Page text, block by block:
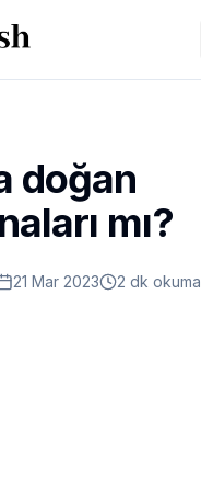
doğan
mı?
21 Mar 2023 2 dk okuma